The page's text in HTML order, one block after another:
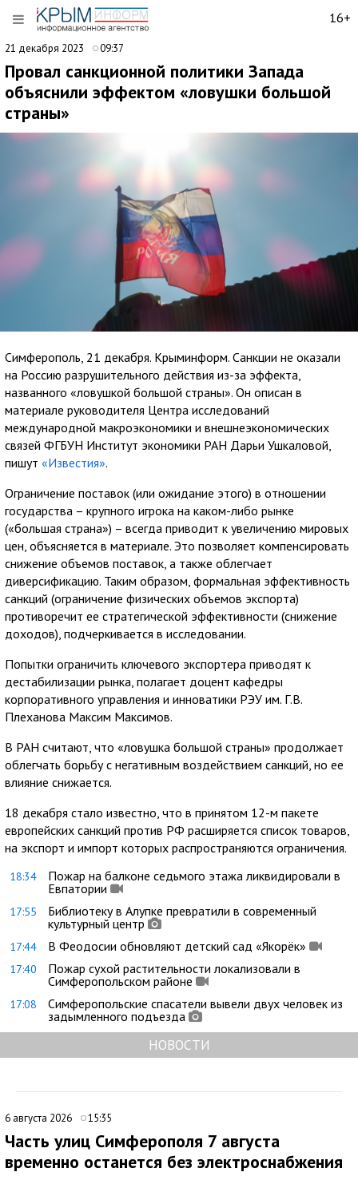
16+
21 декабря 2023 09:37
Провал санкционной политики Запада
объяснили эффектом «ловушки большой
страны»
Симферополь, 21 декабря. Крыминформ. Санкции не оказали
на Россию разрушительного действия из-за эффекта,
названного «ловушкой большой страны». Он описан в
материале руководителя Центра исследований
международной макроэкономики и внешнеэкономических
связей ФГБУН Институт экономики РАН Дарьи Ушкаловой,
пишут «Известия».
Ограничение поставок (или ожидание этого) в отношении
государства – крупного игрока на каком-либо рынке
(«большая страна») – всегда приводит к увеличению мировых
цен, объясняется в материале. Это позволяет компенсировать
снижение объемов поставок, а также облегчает
диверсификацию. Таким образом, формальная эффективность
санкций (ограничение физических объемов экспорта)
противоречит ее стратегической эффективности (снижение
доходов), подчеркивается в исследовании.
Попытки ограничить ключевого экспортера приводят к
дестабилизации рынка, полагает доцент кафедры
корпоративного управления и инноватики РЭУ им. Г.В.
Плеханова Максим Максимов.
В РАН считают, что «ловушка большой страны» продолжает
облегчать борьбу с негативным воздействием санкций, но ее
влияние снижается.
18 декабря стало известно, что в принятом 12-м пакете
европейских санкций против РФ расширяется список товаров,
на экспорт и импорт которых распространяются ограничения.
18:34
Пожар на балконе седьмого этажа ликвидировали в
Евпатории
17:55
Библиотеку в Алупке превратили в современный
культурный центр
17:44 В Феодосии обновляют детский сад «Якорёк»
17:40
Пожар сухой растительности локализовали в
Симферопольском районе
17:08
Симферопольские спасатели вывели двух человек из
задымленного подъезда
НОВОСТИ
6 августа 2026 15:35
Часть улиц Симферополя 7 августа
временно останется без электроснабжения